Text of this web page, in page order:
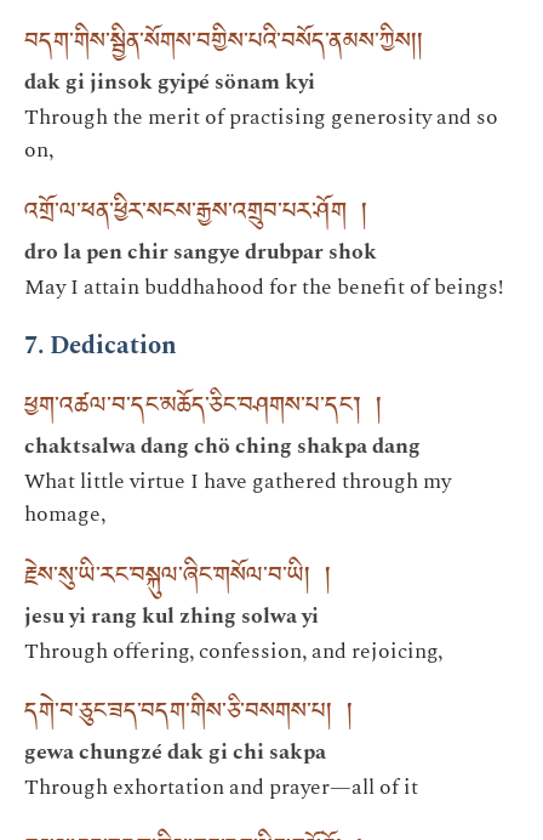
བདག་གིས་སྦྱིན་སོགས་བགྱིས་པའི་བསོད་ནམས་ཀྱིས། །
dak gi jinsok gyipé sönam kyi
Through the merit of practising generosity and so
on,
འགྲོ་ལ་ཕན་ཕྱིར་སངས་རྒྱས་འགྲུབ་པར་ཤོག །
dro la pen chir sangye drubpar shok
May I attain buddhahood for the benefit of beings!
7. Dedication
ཕྱག་འཚལ་བ་དང་མཆོད་ཅིང་བཤགས་པ་དང་། །
chaktsalwa dang chö ching shakpa dang
What little virtue I have gathered through my
homage,
རྗེས་སུ་ཡི་རང་བསྐུལ་ཞིང་གསོལ་བ་ཡི། །
jesu yi rang kul zhing solwa yi
Through offering, confession, and rejoicing,
དགེ་བ་ཅུང་ཟད་བདག་གིས་ཅི་བསགས་པ། །
gewa chungzé dak gi chi sakpa
Through exhortation and prayer—all of it